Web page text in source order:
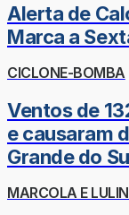
Alerta de
Marca a
CICLONE-BOMBA
Ventos de
e causaram
Grande do
MARCOLA E